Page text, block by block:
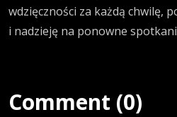
wdzięczności za każdą chwilę,
i nadzieję na ponowne
Comment (0)